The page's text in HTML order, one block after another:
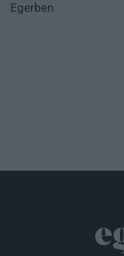
Egerben